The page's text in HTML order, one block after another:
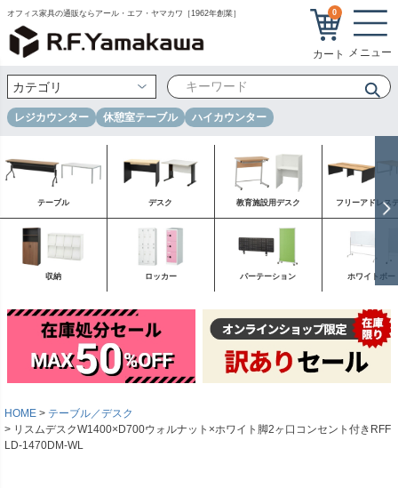
オフィス家具の通販ならアール・エフ・ヤマカワ［1962年創業］ 0
レジカウンター 休憩室テーブル ハイカウンター
テーブル デスク 教育施設用デスク フリーアドレス
収納 ロッカー パーテーション ホワイトボー
HOME
テーブル／デスク
リスムデスクW1400×D700ウォルナット×ホワイト脚2ヶ口コンセント付きRFF
LD-1470DM-WL